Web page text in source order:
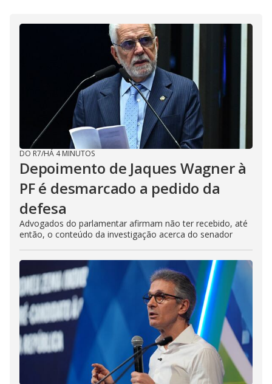
DO R7/HÁ 4 MINUTOS
Depoimento de Jaques Wagner à
PF é desmarcado a pedido da
defesa
Advogados do parlamentar afirmam não ter recebido, até
então, o conteúdo da investigação acerca do senador